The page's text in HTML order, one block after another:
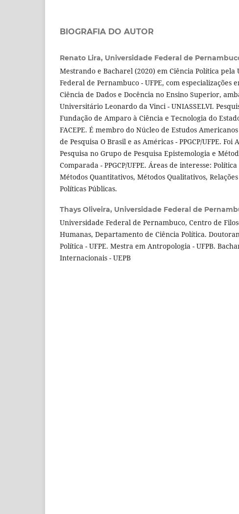
BIOGRAFIA DO AUTOR
Renato Lira, Universidade Federal de
Mestrando e Bacharel (2020) em Ciência Política pela
Federal de Pernambuco - UFPE, com especializações
Ciência de Dados e Docência no Ensino Superior,
Universitário Leonardo da Vinci - UNIASSELVI.
Fundação de Amparo à Ciência e Tecnologia do
FACEPE. É membro do Núcleo de Estudos
de Pesquisa O Brasil e as Américas - PPGCP/UFPE. Foi
Pesquisa no Grupo de Pesquisa Epistemologia e
Comparada - PPGCP/UFPE. Áreas de interesse:
Métodos Quantitativos, Métodos Qualitativos,
Políticas Públicas.
Thays Oliveira, Universidade Federal de
Universidade Federal de Pernambuco, Centro de
Humanas, Departamento de Ciência Política.
Política - UFPE. Mestra em Antropologia - UFPB.
Internacionais - UEPB